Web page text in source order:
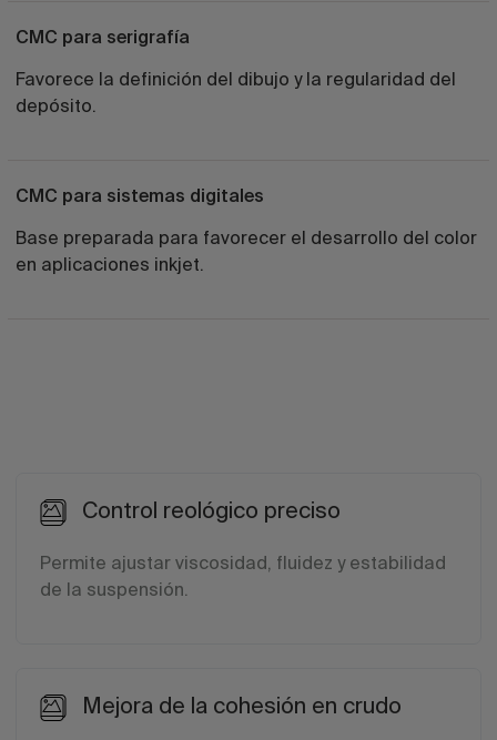
CMC para serigrafía
Favorece la definición del dibujo y la regularidad del
depósito.
CMC para sistemas digitales
Base preparada para favorecer el desarrollo del color
en aplicaciones inkjet.
Control reológico preciso
Permite ajustar viscosidad, fluidez y estabilidad
de la suspensión.
Mejora de la cohesión en crudo